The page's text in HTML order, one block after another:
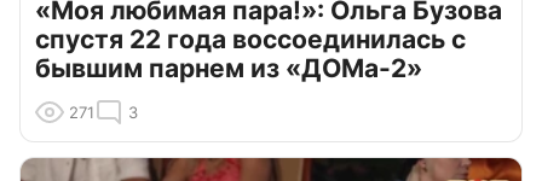
«Моя любимая пара!»: Ольга Бузова
спустя 22 года воссоединилась с
бывшим парнем из «ДОМа-2»
271 3